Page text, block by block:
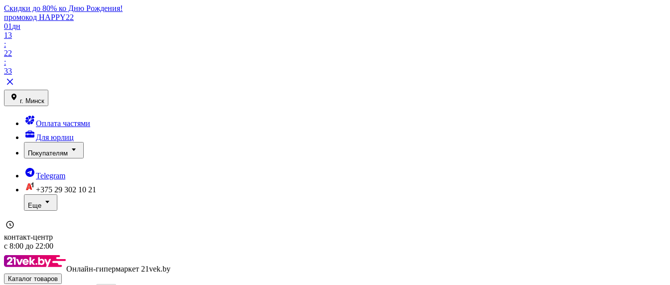
Скидки до 80% ко Дню Рождения!
промокод HAPPY22
01 дн
13
:
22
:
33
г. Минск
Оплата частями
Для юрлиц
Покупателям
Telegram
+375 29 302 10 21
Еще
контакт-центр
с 8:00 до 22:00
Онлайн-гипермаркет 21vek.by
Каталог товаров